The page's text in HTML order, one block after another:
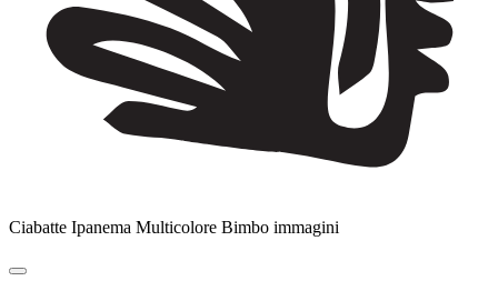
Ciabatte Ipanema Multicolore Bimbo immagini